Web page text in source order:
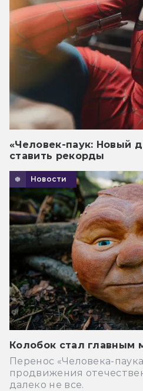
«Человек-паук: Новый
ставить рекорды
Новости
Колобок стал главным
Перенос «Человека-
продвижения
далеко не все.